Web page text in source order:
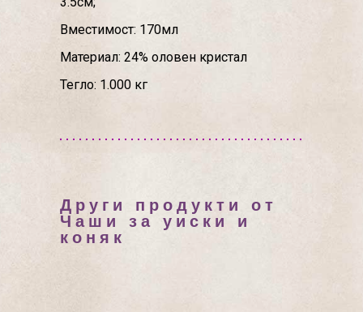
Вместимост: 170мл
Материал: 24% оловен кристал
Тегло: 1.000 кг
Други продукти от
Чаши за уиски и
коняк